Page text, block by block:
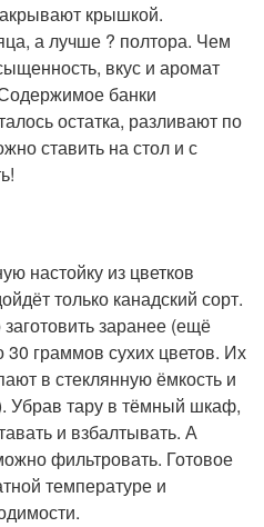
крышкой.
а лучше ? полтора. Чем
вкус и аромат
банки
остатка, разливают по
ставить на стол и с
настойку из цветков
только канадский сорт.
заранее (ещё
30 граммов сухих цветов. Их
в стеклянную ёмкость и
Убрав тару в тёмный шкаф,
и взбалтывать. А
фильтровать. Готовое
температуре и